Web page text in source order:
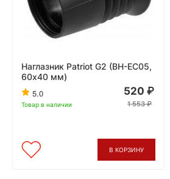
Наглазник Patriot G2 (BH-EC05,
60х40 мм)
5.0
Товар в наличии
520
1 553
В КОРЗИНУ